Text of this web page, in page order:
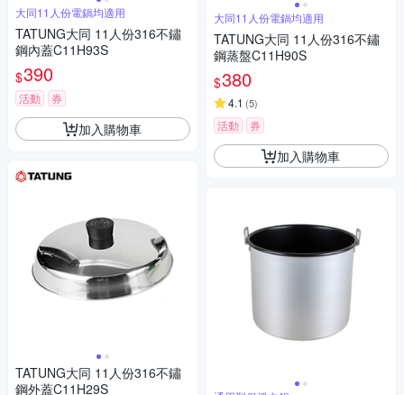
大同11人份電鍋均適用
TATUNG大同 11人份316不鏽
鋼內蓋C11H93S
$390
活動 券
加入購物車
TATUNG大同 11人份316不鏽
鋼外蓋C11H29S
大同11人份電鍋均適用
TATUNG大同 11人份316不鏽
鋼蒸盤C11H90S
$380
4.1 (5)
活動 券
加入購物車